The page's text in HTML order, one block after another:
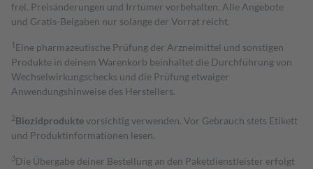
frei. Preisänderungen und Irrtümer vorbehalten. Alle Angebote
und Gratis-Beigaben nur solange der Vorrat reicht.
1 Eine pharmazeutische Prüfung der Arzneimittel und sonstigen
Produkte in deinem Warenkorb beinhaltet die Durchführung von
Wechselwirkungschecks und die Prüfung etwaiger
Anwendungshinweise des Herstellers.
2Biozidproduktevorsichtig verwenden. Vor Gebrauch stets Etikett
und Produktinformationen lesen.
3Die Übergabe deiner Bestellung an den Paketdienstleister erfolgt